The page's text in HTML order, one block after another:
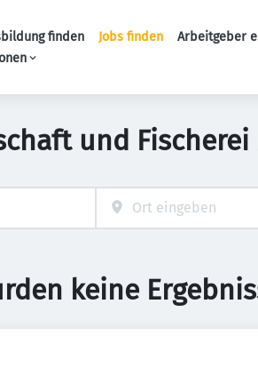
finden Jobs finden
Arbeitgeber
und
keine